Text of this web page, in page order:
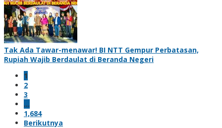
Tak Ada Tawar-menawar! BI NTT Gempur Perbatasan,
Rupiah Wajib Berdaulat di Beranda Negeri
1
2
3
…
1,684
Berikutnya